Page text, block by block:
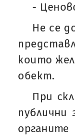
-
Не се
които
обект.
При